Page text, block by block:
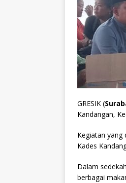
GRESIK (
Kandangan,
Kegiatan yang
Kades
Dalam
berbagai